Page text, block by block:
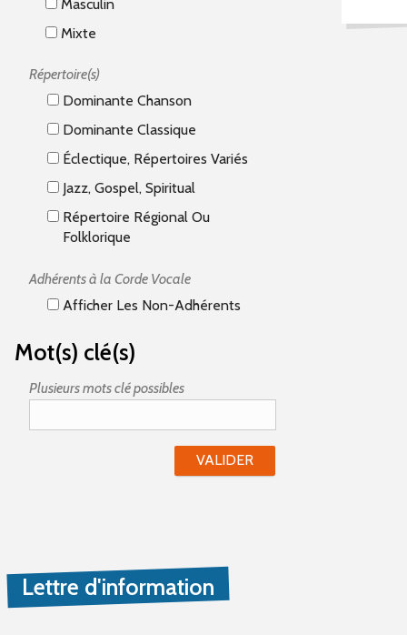
Masculin
Mixte
Répertoire(s)
Dominante Chanson
Dominante Classique
Éclectique, Répertoires Variés
Jazz, Gospel, Spiritual
Répertoire Régional Ou
Folklorique
Adhérents à la Corde Vocale
Afficher Les Non-Adhérents
Mot(s) clé(s)
Plusieurs mots clé possibles
Lettre d'information